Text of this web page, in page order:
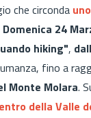
che circonda
Domenica 24
hiking",
fino a
Monte Molara.
della Valle